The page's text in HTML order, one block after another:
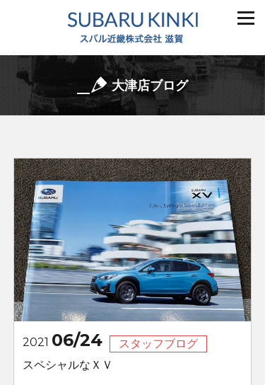
大津店ブログ
2021 06/24
スタッフブログ
スペシャルなＸＶ